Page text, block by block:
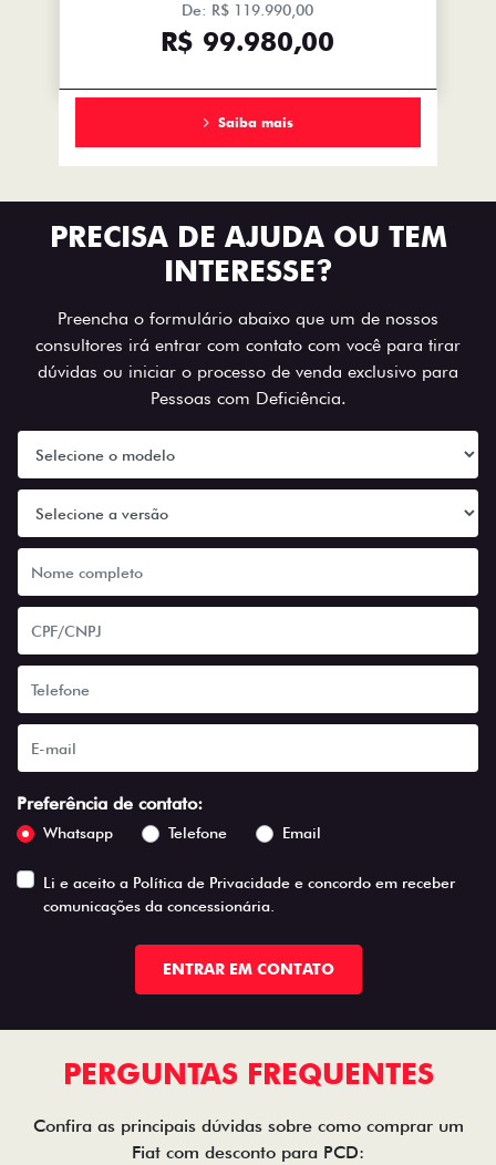
De: R$ 119.990,00
R$ 99.980,00
Saiba mais
PRECISA DE AJUDA OU TEM
INTERESSE?
Preencha o formulário abaixo que um de nossos
consultores irá entrar com contato com você para tirar
dúvidas ou iniciar o processo de venda exclusivo para
Pessoas com Deficiência.
Preferência de contato:
Whatsapp Telefone Email
Li e aceito a Política de Privacidade e concordo em receber
comunicações da concessionária.
ENTRAR EM CONTATO
PERGUNTAS FREQUENTES
Confira as principais dúvidas sobre como comprar um
Fiat com desconto para PCD: